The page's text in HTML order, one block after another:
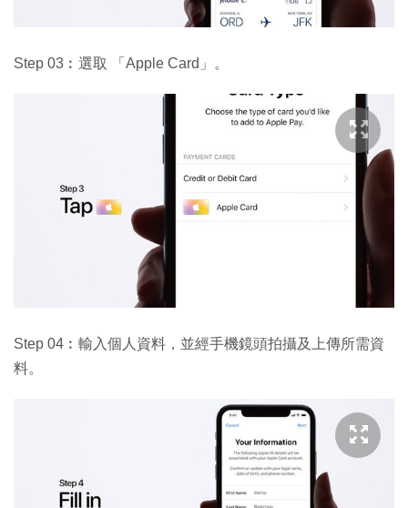
Step 03︰選取 「Apple Card」。
Step 04︰輸入個人資料，並經手機鏡頭拍攝及上傳所需資
料。